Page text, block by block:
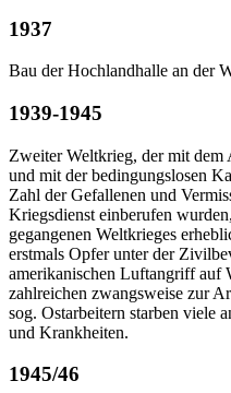
1937
Bau der Hochlandhalle an der
1939-1945
Zweiter Weltkrieg, der mit
und mit der bedingungslosen
Zahl der Gefallenen und
Kriegsdienst einberufen
gegangenen Weltkrieges
erstmals Opfer unter der
amerikanischen Luftangriff auf
zahlreichen zwangsweise zur
sog. Ostarbeitern starben viele
und Krankheiten.
1945/46